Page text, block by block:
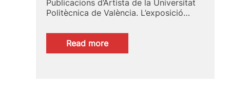
Publicacions d’Artista de la Universitat
Politècnica de València. L’exposició…
Read more:
Els